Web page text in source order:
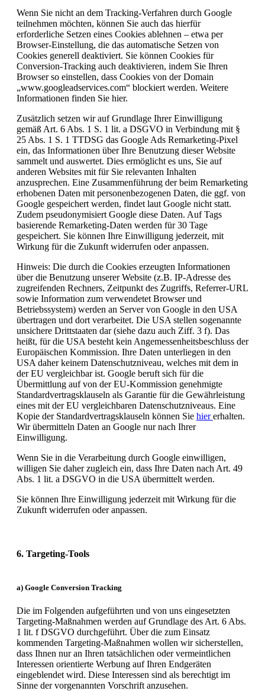
Wenn Sie nicht an dem Tracking-Verfahren durch Google
teilnehmen möchten, können Sie auch das hierfür
erforderliche Setzen eines Cookies ablehnen – etwa per
Browser-Einstellung, die das automatische Setzen von
Cookies generell deaktiviert. Sie können Cookies für
Conversion-Tracking auch deaktivieren, indem Sie Ihren
Browser so einstellen, dass Cookies von der Domain
„www.googleadservices.com“ blockiert werden. Weitere
Informationen finden Sie hier.
Zusätzlich setzen wir auf Grundlage Ihrer Einwilligung
gemäß Art. 6 Abs. 1 S. 1 lit. a DSGVO in Verbindung mit §
25 Abs. 1 S. 1 TTDSG das Google Ads Remarketing-Pixel
ein, das Informationen über Ihre Benutzung dieser Website
sammelt und auswertet. Dies ermöglicht es uns, Sie auf
anderen Websites mit für Sie relevanten Inhalten
anzusprechen. Eine Zusammenführung der beim Remarketing
erhobenen Daten mit personenbezogenen Daten, die ggf. von
Google gespeichert werden, findet laut Google nicht statt.
Zudem pseudonymisiert Google diese Daten. Auf Tags
basierende Remarketing-Daten werden für 30 Tage
gespeichert. Sie können Ihre Einwilligung jederzeit, mit
Wirkung für die Zukunft widerrufen oder anpassen.
Hinweis: Die durch die Cookies erzeugten Informationen
über die Benutzung unserer Website (z.B. IP-Adresse des
zugreifenden Rechners, Zeitpunkt des Zugriffs, Referrer-URL
sowie Information zum verwendetet Browser und
Betriebssystem) werden an Server von Google in den USA
übertragen und dort verarbeitet. Die USA stellen sogenannte
unsichere Drittstaaten dar (siehe dazu auch Ziff. 3 f). Das
heißt, für die USA besteht kein Angemessenheitsbeschluss der
Europäischen Kommission. Ihre Daten unterliegen in den
USA daher keinem Datenschutzniveau, welches mit dem in
der EU vergleichbar ist. Google beruft sich für die
Übermittlung auf von der EU-Kommission genehmigte
Standardvertragsklauseln als Garantie für die Gewährleistung
eines mit der EU vergleichbaren Datenschutzniveaus. Eine
Kopie der Standardvertragsklauseln können Sie hiererhalten.
Wir übermitteln Daten an Google nur nach Ihrer
Einwilligung.
Wenn Sie in die Verarbeitung durch Google einwilligen,
willigen Sie daher zugleich ein, dass Ihre Daten nach Art. 49
Abs. 1 lit. a DSGVO in die USA übermittelt werden.
Sie können Ihre Einwilligung jederzeit mit Wirkung für die
Zukunft widerrufen oder anpassen.
6. Targeting-Tools
a) Google Conversion Tracking
Die im Folgenden aufgeführten und von uns eingesetzten
Targeting-Maßnahmen werden auf Grundlage des Art. 6 Abs.
1 lit. f DSGVO durchgeführt. Über die zum Einsatz
kommenden Targeting-Maßnahmen wollen wir sicherstellen,
dass Ihnen nur an Ihren tatsächlichen oder vermeintlichen
Interessen orientierte Werbung auf Ihren Endgeräten
eingeblendet wird. Diese Interessen sind als berechtigt im
Sinne der vorgenannten Vorschrift anzusehen.